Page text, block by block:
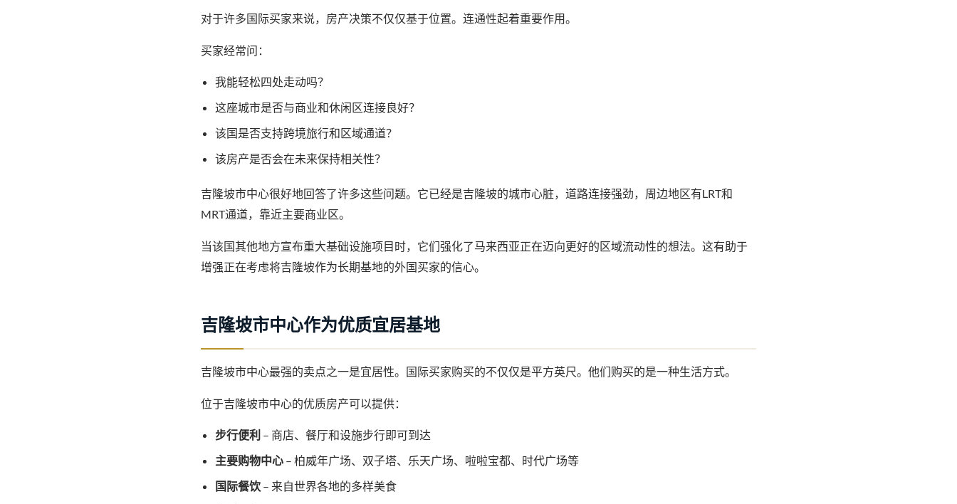
对于许多国际买家来说，房产决策不仅仅基于位置。连通性起着重要作用。
买家经常问：
我能轻松四处走动吗？
这座城市是否与商业和休闲区连接良好？
该国是否支持跨境旅行和区域通道？
该房产是否会在未来保持相关性？
吉隆坡市中心很好地回答了许多这些问题。它已经是吉隆坡的城市心脏，道路连接强劲，周边地区有LRT和
MRT通道，靠近主要商业区。
当该国其他地方宣布重大基础设施项目时，它们强化了马来西亚正在迈向更好的区域流动性的想法。这有助于
增强正在考虑将吉隆坡作为长期基地的外国买家的信心。
吉隆坡市中心作为优质宜居基地
吉隆坡市中心最强的卖点之一是宜居性。国际买家购买的不仅仅是平方英尺。他们购买的是一种生活方式。
位于吉隆坡市中心的优质房产可以提供：
步行便利 – 商店、餐厅和设施步行即可到达
主要购物中心 – 柏威年广场、双子塔、乐天广场、啦啦宝都、时代广场等
国际餐饮 – 来自世界各地的多样美食